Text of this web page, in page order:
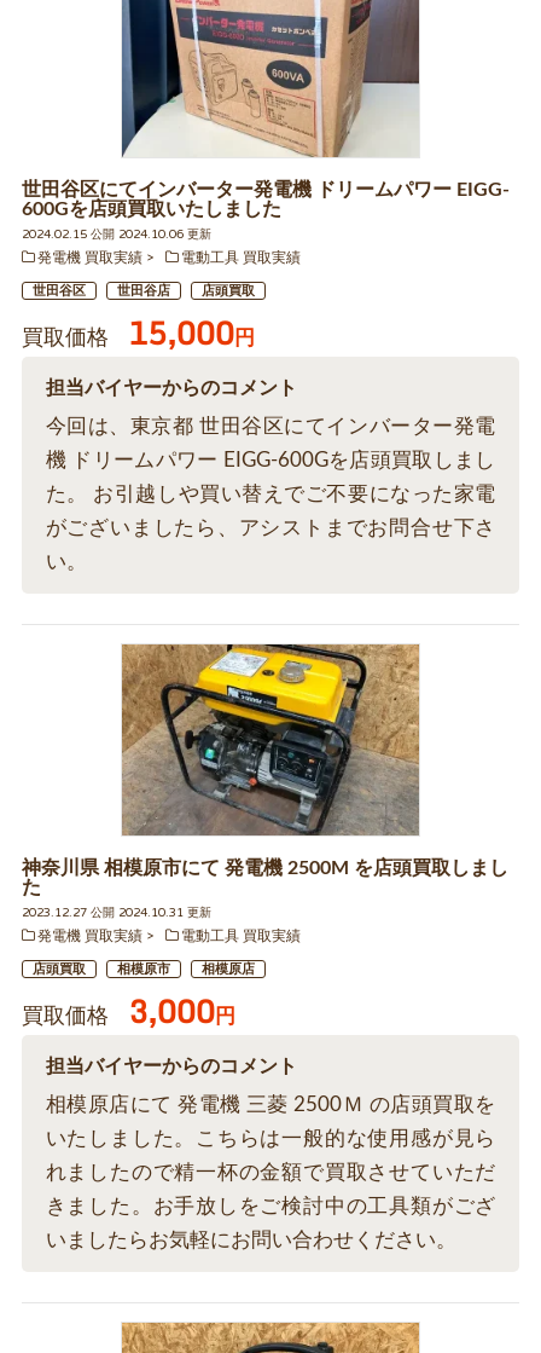
世田谷区にてインバーター発電機 ドリームパワー EIGG-
600Gを店頭買取いたしました
2024.02.15 公開 2024.10.06 更新
発電機 買取実績
電動工具 買取実績
世田谷区 世田谷店 店頭買取
買取価格 15,000円
担当バイヤーからのコメント
今回は、東京都 世田谷区にてインバーター発電
機 ドリームパワー EIGG-600Gを店頭買取しまし
た。 お引越しや買い替えでご不要になった家電
がございましたら、アシストまでお問合せ下さ
い。
神奈川県 相模原市にて 発電機 2500M を店頭買取しまし
た
2023.12.27 公開 2024.10.31 更新
発電機 買取実績
電動工具 買取実績
店頭買取 相模原市 相模原店
買取価格 3,000円
担当バイヤーからのコメント
相模原店にて 発電機 三菱 2500Ｍ の店頭買取を
いたしました。こちらは一般的な使用感が見ら
れましたので精一杯の金額で買取させていただ
きました。お手放しをご検討中の工具類がござ
いましたらお気軽にお問い合わせください。